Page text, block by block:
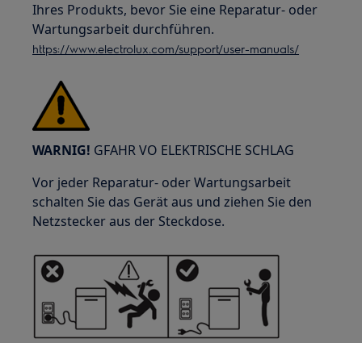
Ihres Produkts, bevor Sie eine Reparatur- oder
Wartungsarbeit durchführen.
https://www.electrolux.com/support/user-manuals/
WARNIG! GFAHR VO ELEKTRISCHE SCHLAG
Vor jeder Reparatur- oder Wartungsarbeit
schalten Sie das Gerät aus und ziehen Sie den
Netzstecker aus der Steckdose.